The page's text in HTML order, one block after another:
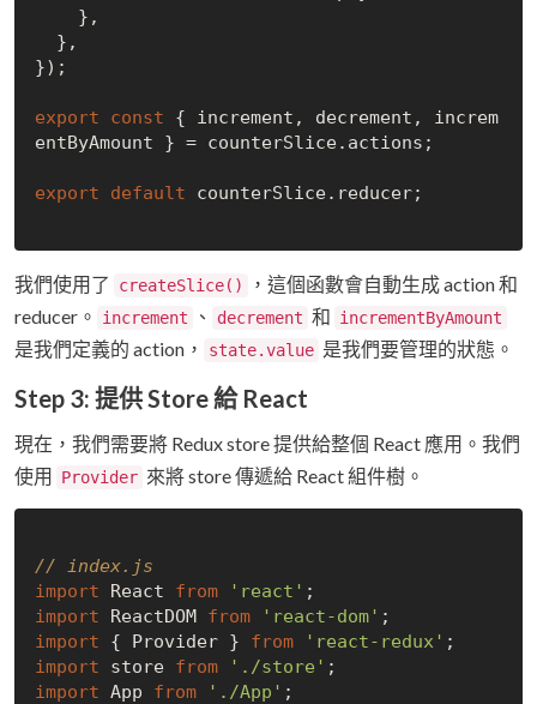
});
export const { increment, decrement, increm
entByAmount } = counterSlice.actions;
export default counterSlice.reducer;
我們使用了 createSlice()
，這個函數會自動生成 action 和
reducer。
increment 、 decrement 和 incrementByAmount
是我們定義的 action， state.value 是我們要管理的狀態。
Step 3: 提供 Store 給 React
現在，我們需要將 Redux store 提供給整個 React 應用。我們
使用
Provider 來將 store 傳遞給 React 組件樹。
// index.js
import React from 'react'
import ReactDOM from 'react-dom'
import { Provider } from 'react-redux'
import store from './store'
import App from './App' ;